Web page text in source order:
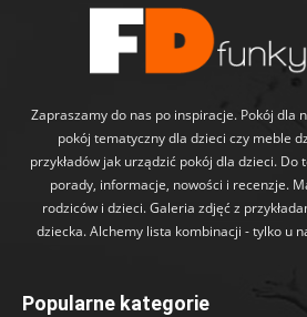
Zapraszamy do nas po inspiracje. Pokój dla
pokój tematyczny dla dzieci czy meble
przykładów jak urządzić pokój dla dzieci.
porady, informacje, nowości i recenzje.
rodziców i dzieci. Galeria zdjęć z
dziecka. Alchemy lista kombinacji - tylko u
Popularne kategorie